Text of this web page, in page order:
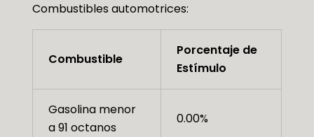
Combustibles automotrices:
Combustible
Porcentaje de
Estímulo
Gasolina menor
a 91 octanos
0.00%